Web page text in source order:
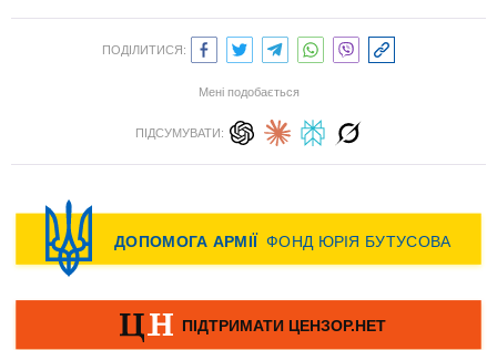
ПОДІЛИТИСЯ:
Мені подобається
ПІДСУМУВАТИ: